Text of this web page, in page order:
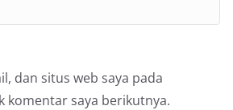
dan situs web saya pada
komentar saya berikutnya.